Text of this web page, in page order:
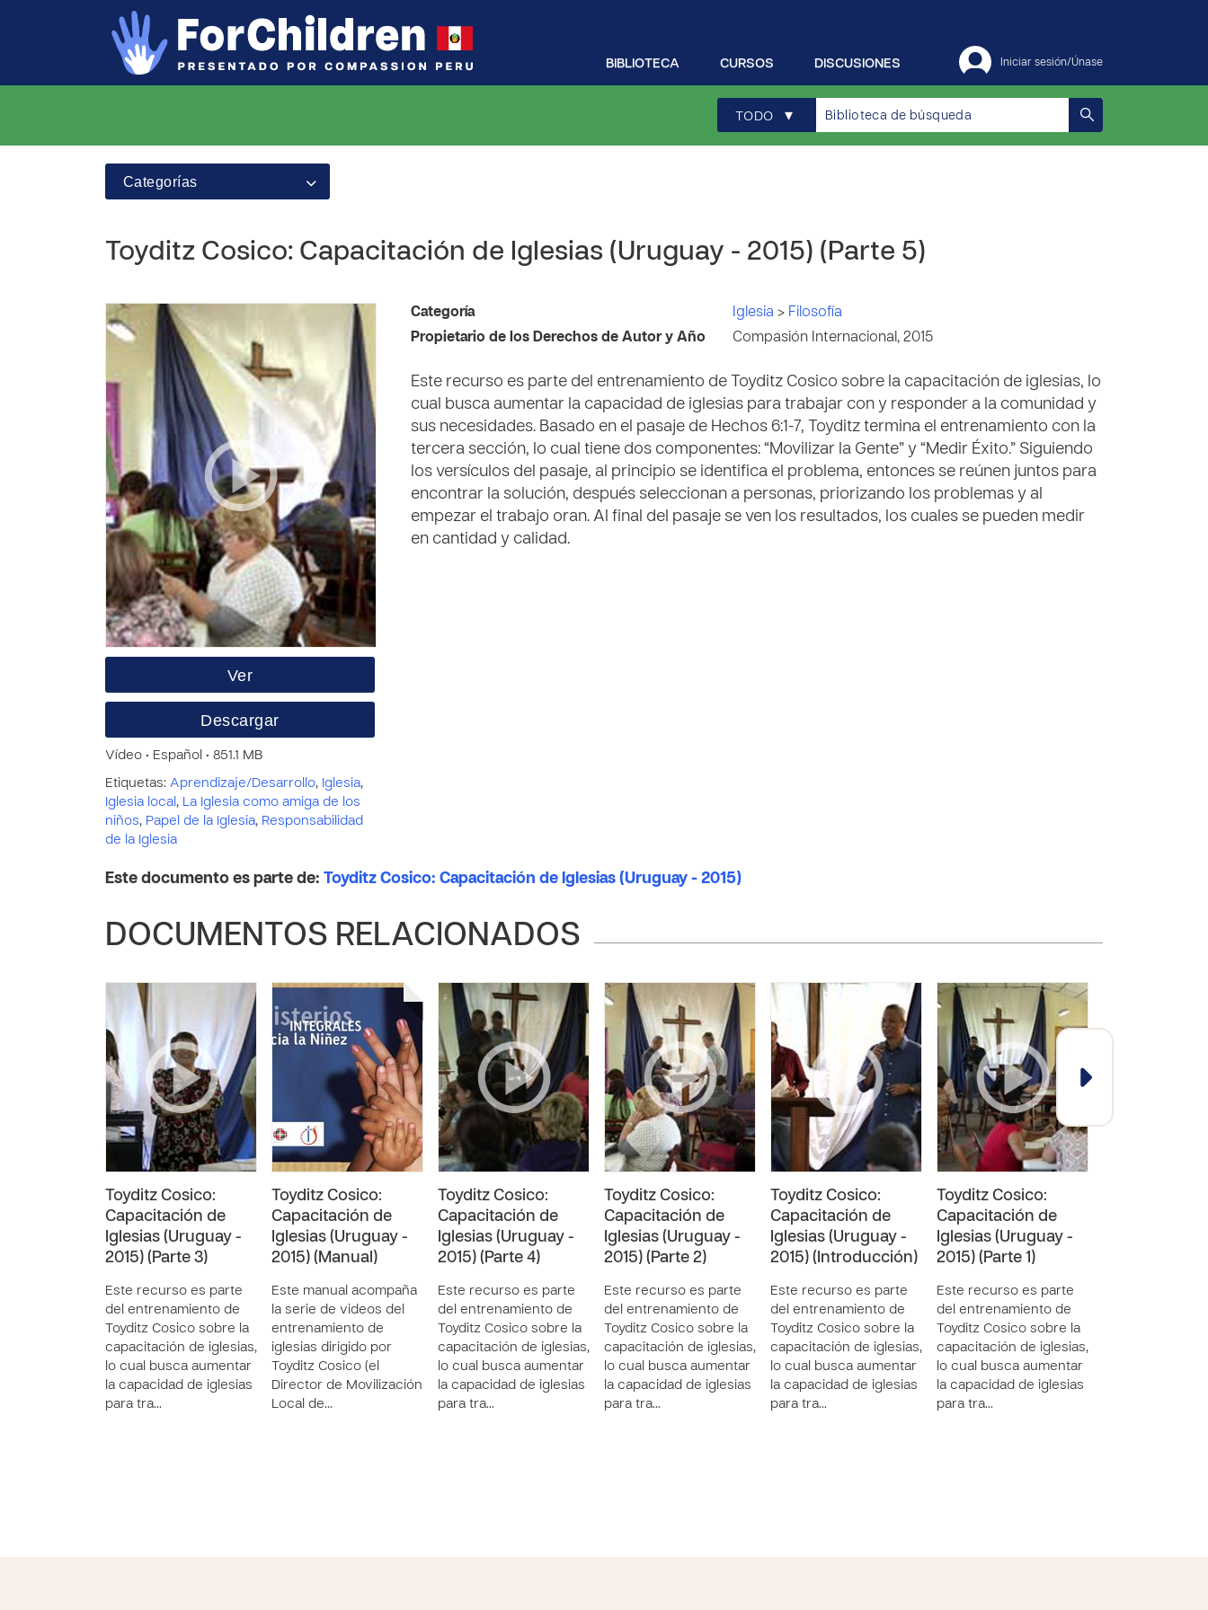
Iniciar sesión/Únase
DISCUSIONES
CURSOS
BIBLIOTECA
TODO ▾
Categorías
Toyditz Cosico: Capacitación de Iglesias (Uruguay - 2015) (Parte 5)
Ver
Descargar
Vídeo • Español • 851.1 MB
Etiquetas: Aprendizaje/Desarrollo, Iglesia,
Iglesia local , La Iglesia como amiga de los
niños, Papel de la Iglesia, Responsabilidad
de la Iglesia
Categoría Iglesia > Filosofía
Propietario de los Derechos de Autor y Año
Compasión Internacional, 2015
Este recurso es parte del entrenamiento de Toyditz Cosico sobre la capacitación de iglesias, lo
cual busca aumentar la capacidad de iglesias para trabajar con y responder a la comunidad y
sus necesidades. Basado en el pasaje de Hechos 6:1-7, Toyditz termina el entrenamiento con la
tercera sección, lo cual tiene dos componentes: “Movilizar la Gente” y “Medir Éxito.” Siguiendo
los versículos del pasaje, al principio se identifica el problema, entonces se reúnen juntos para
encontrar la solución, después seleccionan a personas, priorizando los problemas y al
empezar el trabajo oran. Al final del pasaje se ven los resultados, los cuales se pueden medir
en cantidad y calidad.
Este documento es parte de: Toyditz Cosico: Capacitación de Iglesias (Uruguay - 2015)
DOCUMENTOS RELACIONADOS
Toyditz Cosico:
Capacitación de
Iglesias (Uruguay -
2015) (Parte 3)
Este recurso es parte
del entrenamiento de
Toyditz Cosico sobre la
capacitación de iglesias,
lo cual busca aumentar
la capacidad de iglesias
para tra…
Toyditz Cosico:
Capacitación de
Iglesias (Uruguay -
2015) (Manual)
Este manual acompaña
la serie de videos del
entrenamiento de
iglesias dirigido por
Toyditz Cosico (el
Director de Movilización
Local de…
Toyditz Cosico:
Capacitación de
Iglesias (Uruguay -
2015) (Parte 4)
Este recurso es parte
del entrenamiento de
Toyditz Cosico sobre la
capacitación de iglesias,
lo cual busca aumentar
la capacidad de iglesias
para tra…
Toyditz Cosico:
Capacitación de
Iglesias (Uruguay -
2015) (Parte 2)
Este recurso es parte
del entrenamiento de
Toyditz Cosico sobre la
capacitación de iglesias,
lo cual busca aumentar
la capacidad de iglesias
para tra…
Toyditz Cosico:
Capacitación de
Iglesias (Uruguay -
2015) (Introducción)
Este recurso es parte
del entrenamiento de
Toyditz Cosico sobre la
capacitación de iglesias,
lo cual busca aumentar
la capacidad de iglesias
para tra…
Toyditz Cosico:
Capacitación de
Iglesias (Uruguay -
2015) (Parte 1)
Este recurso es parte
del entrenamiento de
Toyditz Cosico sobre la
capacitación de iglesias,
lo cual busca aumentar
la capacidad de iglesias
para tra…